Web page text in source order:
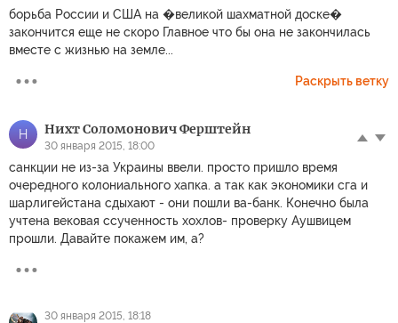
борьба России и США на �великой шахматной доске�
закончится еще не скоро Главное что бы она не закончилась
вместе с жизнью на земле...
Раскрыть ветку
Н Нихт Соломонович Ферштейн
30 января 2015, 18:00
санкции не из-за Украины ввели. просто пришло время
очередного колониального хапка. а так как экономики сга и
шарлигейстана сдыхают - они пошли ва-банк. Конечно была
учтена вековая ссученность хохлов- проверку Аушвицем
прошли. Давайте покажем им, а?
30 января 2015, 18:18